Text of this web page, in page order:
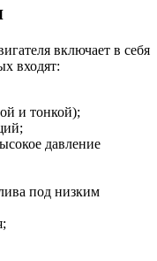
включает в себя
входят:
и тонкой);
давление
под низким